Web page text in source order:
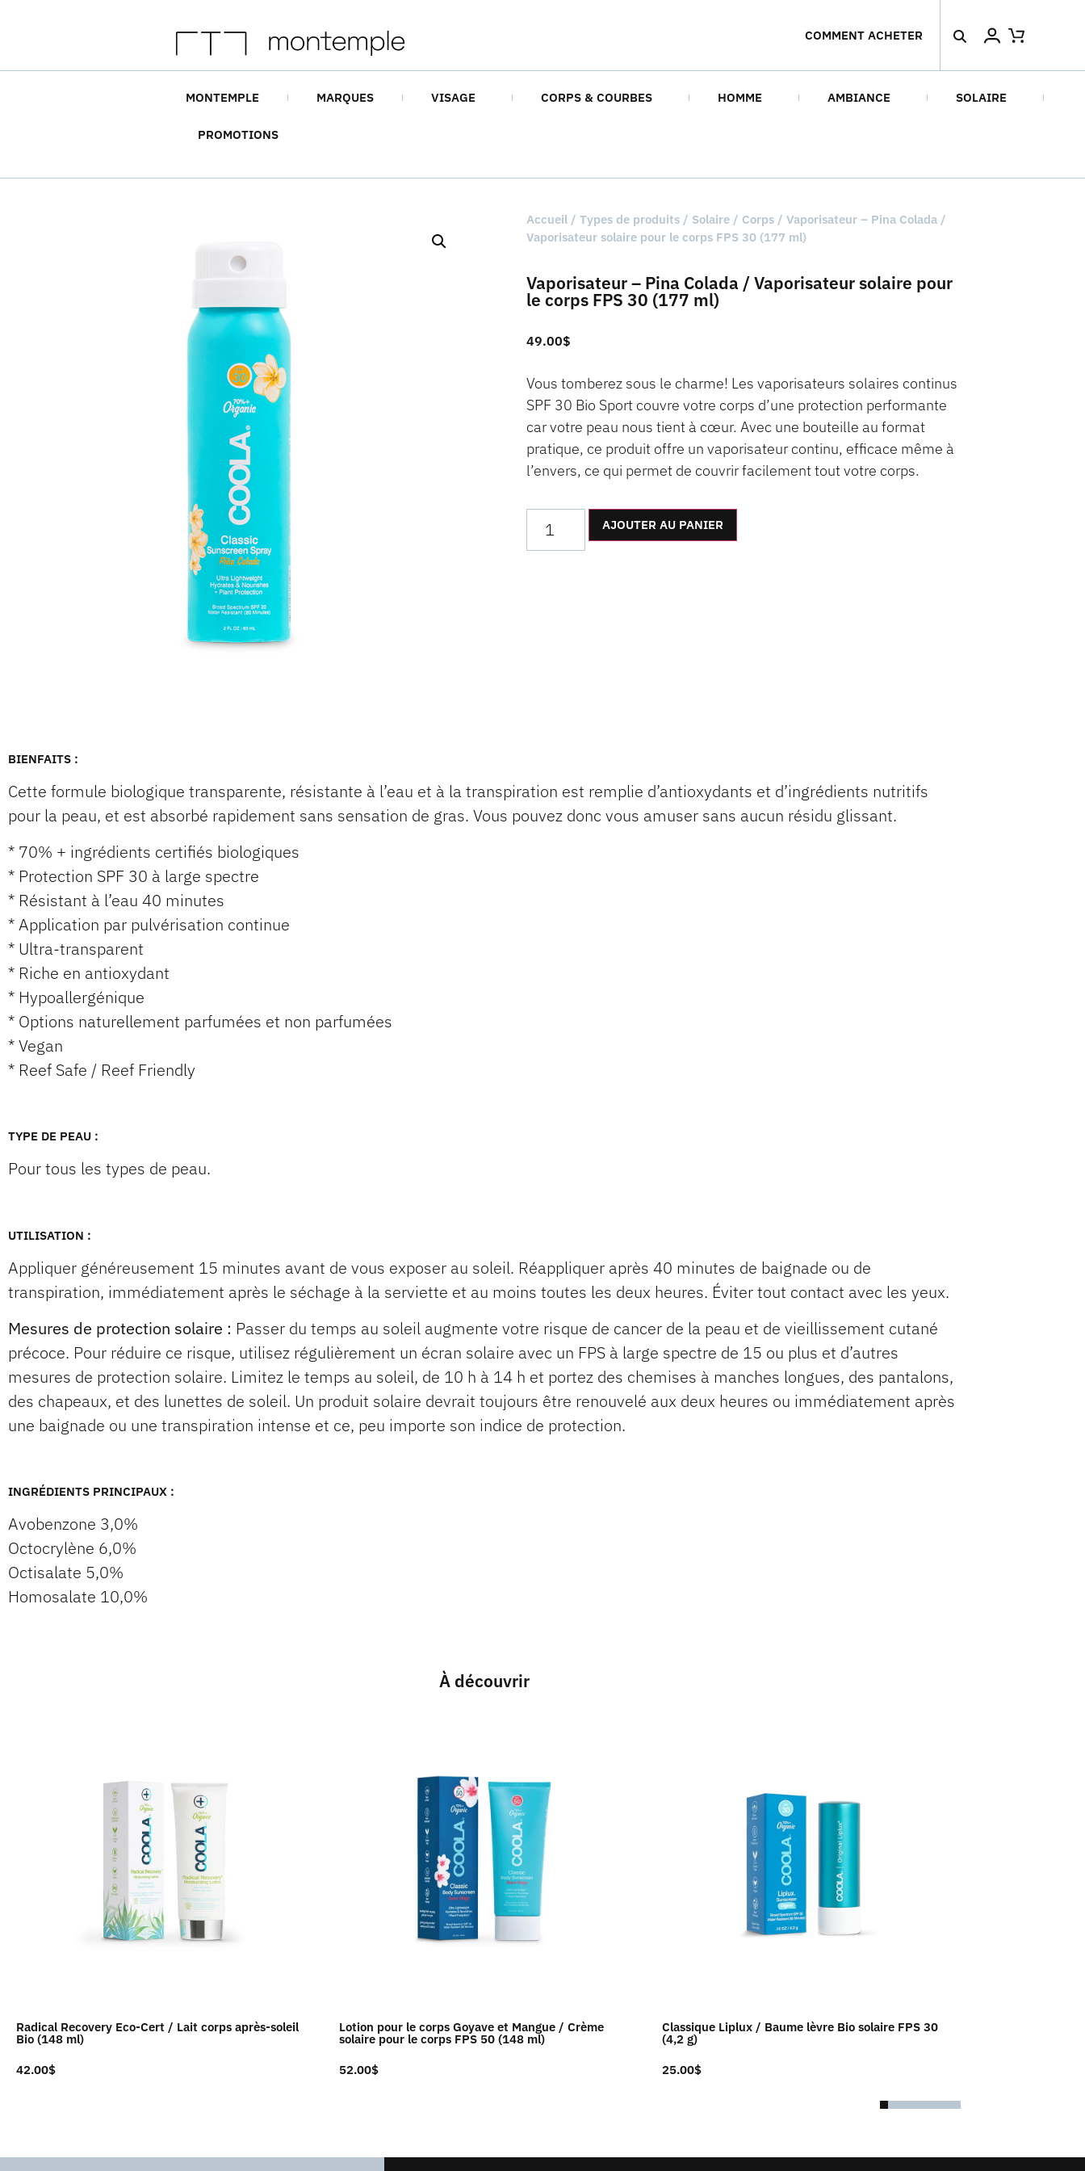
COMMENT ACHETER
MONTEMPLE MARQUES VISAGE CORPS & COURBES HOMME AMBIANCE SOLAIRE
PROMOTIONS
Accueil/ Types de produits/ Solaire/ Corps/ Vaporisateur – Pina Colada /
Vaporisateur solaire pour le corps FPS 30 (177 ml)
Vaporisateur – Pina Colada / Vaporisateur solaire pour
le corps FPS 30 (177 ml)
49.00$
Vous tomberez sous le charme! Les vaporisateurs solaires continus
SPF 30 Bio Sport couvre votre corps d’une protection performante
car votre peau nous tient à cœur. Avec une bouteille au format
pratique, ce produit offre un vaporisateur continu, efficace même à
l’envers, ce qui permet de couvrir facilement tout votre corps.
AJOUTER AU PANIER
BIENFAITS :
Cette formule biologique transparente, résistante à l’eau et à la transpiration est remplie d’antioxydants et d’ingrédients nutritifs
pour la peau, et est absorbé rapidement sans sensation de gras. Vous pouvez donc vous amuser sans aucun résidu glissant.
* 70% + ingrédients certifiés biologiques
* Protection SPF 30 à large spectre
* Résistant à l’eau 40 minutes
* Application par pulvérisation continue
* Ultra-transparent
* Riche en antioxydant
* Hypoallergénique
* Options naturellement parfumées et non parfumées
* Vegan
* Reef Safe / Reef Friendly
TYPE DE PEAU :
Pour tous les types de peau.
UTILISATION :
Appliquer généreusement 15 minutes avant de vous exposer au soleil. Réappliquer après 40 minutes de baignade ou de
transpiration, immédiatement après le séchage à la serviette et au moins toutes les deux heures. Éviter tout contact avec les yeux.
Mesures de protection solaire : Passer du temps au soleil augmente votre risque de cancer de la peau et de vieillissement cutané
précoce. Pour réduire ce risque, utilisez régulièrement un écran solaire avec un FPS à large spectre de 15 ou plus et d’autres
mesures de protection solaire. Limitez le temps au soleil, de 10 h à 14 h et portez des chemises à manches longues, des pantalons,
des chapeaux, et des lunettes de soleil. Un produit solaire devrait toujours être renouvelé aux deux heures ou immédiatement après
une baignade ou une transpiration intense et ce, peu importe son indice de protection.
INGRÉDIENTS PRINCIPAUX :
Avobenzone 3,0%
Octocrylène 6,0%
Octisalate 5,0%
Homosalate 10,0%
À découvrir
Radical Recovery Eco-Cert / Lait corps après-soleil
Bio (148 ml)
42.00$
Lotion pour le corps Goyave et Mangue / Crème
solaire pour le corps FPS 50 (148 ml)
52.00$
Classique Liplux / Baume lèvre Bio solaire FPS 30
(4,2 g)
25.00$